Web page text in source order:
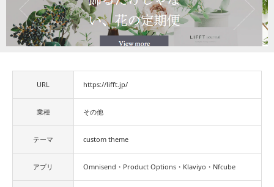
URL https://lifft.jp/
業種 その他
テーマ custom theme
アプリ Omnisend・Product Options・Klaviyo・Nfcube